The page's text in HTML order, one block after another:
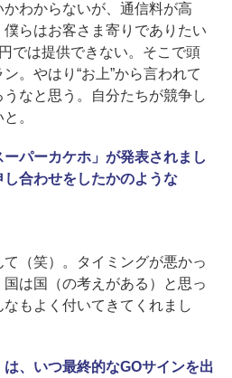
わからないが、通信料が高
らはお客さま寄りでありたい
では提供できない。そこで頭
。やはり“お上”から言われて
なと思う。自分たちが競争し
。
パーカケホ」が発表されまし
合わせをしたかのような
（笑）。タイミングが悪かっ
は国（の考えがある）と思っ
もよく付いてきてくれまし
、いつ最終的なGOサインを出